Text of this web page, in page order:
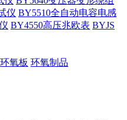
仪 BY5510全自动电容电感
BY4550高压兆欧表 BYJS
环氧板 环氧制品